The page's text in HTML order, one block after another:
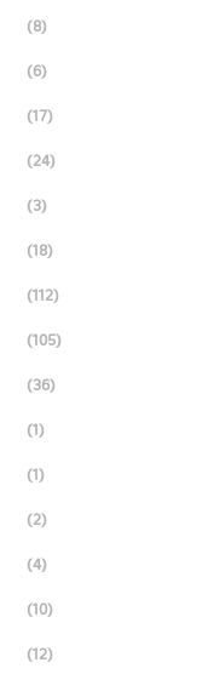
(8)
(6)
(17)
(24)
(3)
(18)
(112)
(105)
(36)
(1)
(1)
(2)
(4)
(10)
(12)